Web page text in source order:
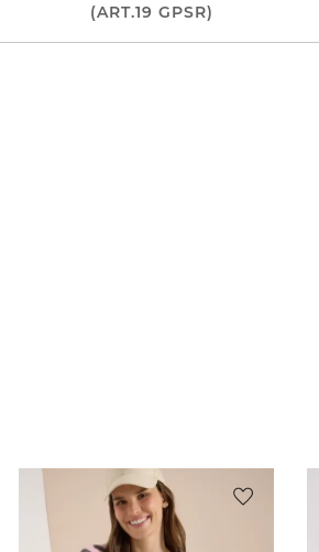
(ART.19 GPSR)